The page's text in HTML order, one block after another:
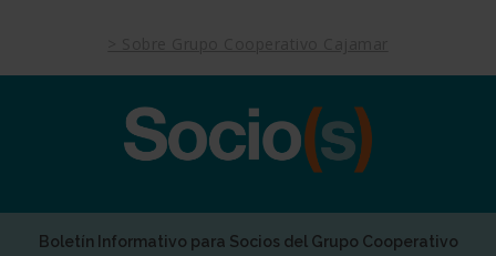
main
Boletín Informativo para Socios del Grupo Cooperativo